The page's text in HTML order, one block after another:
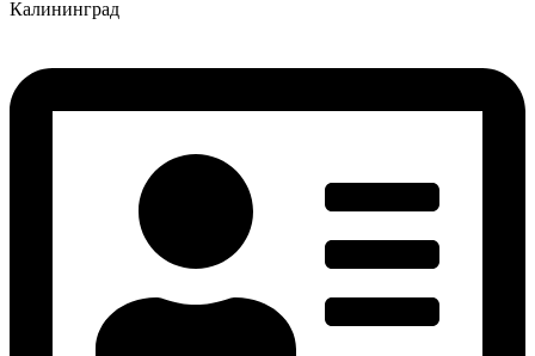
Калининград